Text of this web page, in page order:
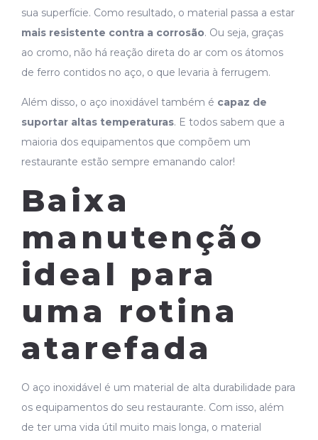
sua superfície. Como resultado, o material passa a estar
mais resistente contra a corrosão. Ou seja, graças
ao cromo, não há reação direta do ar com os átomos
de ferro contidos no aço, o que levaria à ferrugem.
Além disso, o aço inoxidável também é capaz de
suportar altas temperaturas. E todos sabem que a
maioria dos equipamentos que compõem um
restaurante estão sempre emanando calor!
Baixa
manutenção
ideal para
uma rotina
atarefada
O aço inoxidável é um material de alta durabilidade para
os equipamentos do seu restaurante. Com isso, além
de ter uma vida útil muito mais longa, o material